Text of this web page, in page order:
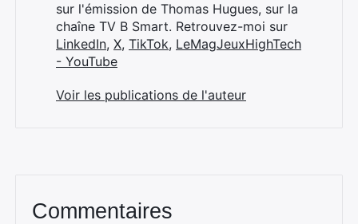
sur l'émission de Thomas Hugues, sur la
chaîne TV B Smart. Retrouvez-moi sur
LinkedIn, X, TikTok, LeMagJeuxHighTech
- YouTube
Voir les publications de l'auteur
Commentaires